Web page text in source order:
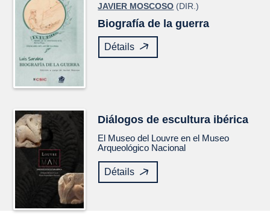
JAVIER MOSCOSO (DIR.)
Biografía de la guerra
Détails
Diálogos de escultura ibérica
El Museo del Louvre en el Museo
Arqueológico Nacional
Détails